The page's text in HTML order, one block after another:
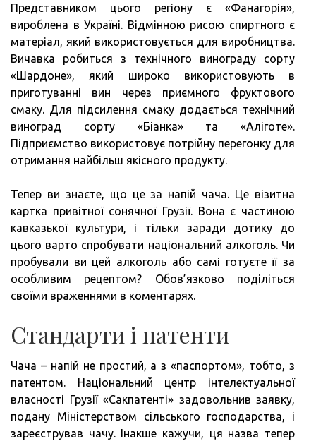
Представником цього регіону є «Фанагорія»,
вироблена в Україні. Відмінною рисою спиртного є
матеріал, який використовується для виробництва.
Вичавка робиться з технічного винограду сорту
«Шардоне», який широко використовують в
приготуванні вин через приємного фруктового
смаку. Для підсилення смаку додається технічний
виноград сорту «Біанка» та «Аліготе».
Підприємство використовує потрійну перегонку для
отримання найбільш якісного продукту.
Тепер ви знаєте, що це за напій чача. Це візитна
картка привітної сонячної Грузії. Вона є частиною
кавказької культури, і тільки заради дотику до
цього варто спробувати національний алкоголь. Чи
пробували ви цей алкоголь або самі готуєте її за
особливим рецептом? Обов’язково поділіться
своїми враженнями в коментарях.
Стандарти і патенти
Чача – напій не простий, а з «паспортом», тобто, з
патентом. Національний центр інтелектуальної
власності Грузії «Сакпатенті» задовольнив заявку,
подану Міністерством сільського господарства, і
зареєстрував чачу. Інакше кажучи, ця назва тепер